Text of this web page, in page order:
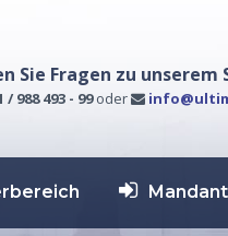
Sie Fragen zu unserem
/ 988 493 - 99oder